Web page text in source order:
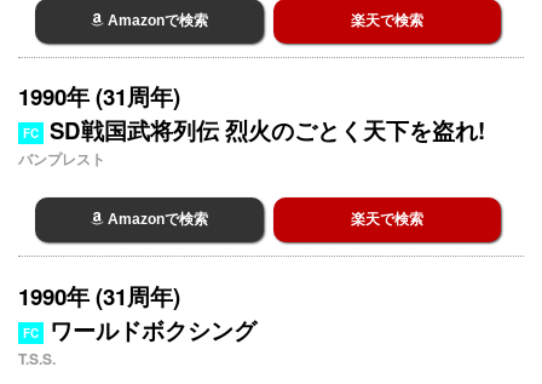
Amazonで検索 楽天で検索
1990年 (31周年)
FC SD戦国武将列伝 烈火のごとく天下を盗れ!
バンプレスト
Amazonで検索 楽天で検索
1990年 (31周年)
FC ワールドボクシング
T.S.S.